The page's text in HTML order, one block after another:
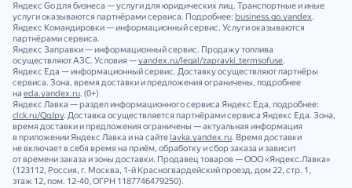
Яндекс Go для бизнеса — услуги для юридических лиц. Транспортные и иные
услуги оказываются партнёрами сервиса. Подробнее: business.go.yandex.
Яндекс Командировки — информационный сервис. Услуги оказываются
партнёрами сервиса.
Яндекс Заправки — информационный сервис. Продажу топлива
осуществляют АЗС. Условия —yandex.ru/legal/zapravki_termsofuse.
Яндекс Еда — информационный сервис. Доставку осуществляют партнёры
сервиса. Зона, время доставки и предложения ограничены, подробнее
на eda.yandex.ru. (0+)
Яндекс Лавка — раздел информационного сервиса Яндекс Еда, подробнее:
clck.ru/QgJpy. Доставка осуществляется партнёрами сервиса Яндекс Еда. Зона,
время доставки и предложения ограничены — актуальная информация
в приложении Яндекс Лавка и на сайтеlavka.yandex.ru. Время доставки
не включает в себя время на приём, обработку и сбор заказа и зависит
от времени заказа и зоны доставки. Продавец товаров — ООО «Яндекс.Лавка»
(123112, Россия, г. Москва, 1‑й Красногвардейский проезд, дом 22, стр. 1,
этаж 12, пом. 12‑40, ОГРН 1187746479250).